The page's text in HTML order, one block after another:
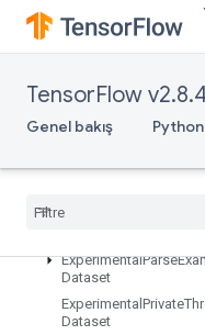
TensorFlow
Genel bakış Python
et
hDataset
ExperimentalMatching
Experimental
ExperimentalParse
Dataset
Experimental Private
Dataset